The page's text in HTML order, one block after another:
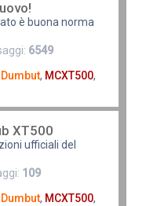
è buona norma
6549
Dumbut, MCXT500,
XT500
ufficiali del
109
Dumbut, MCXT500,